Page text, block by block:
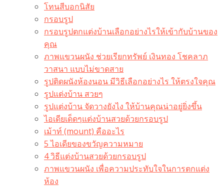
โทนสีบอกนิสัย
กรอบรูป
กรอบรูปตกแต่งบ้านเลือกอย่างไรให้เข้ากับบ้านของ
คุณ
ภาพแขวนผนัง ช่วยเรียกทรัพย์ เงินทอง โชคลาภ
วาสนา แบบไม่ขาดสาย
รูปติดผนังห้องนอน มีวิธีเลือกอย่างไร ให้ตรงใจคุณ
รูปแต่งบ้าน สวยๆ
รูปแต่งบ้าน จัดวางยังไง ให้บ้านคุณน่าอยู่ยิ่งขึ้น
ไอเดียเด็ดๆแต่งบ้านสวยด้วยกรอบรูป
เม้าท์ (mount) คืออะไร​
5 ไอเดียของขวัญความหมาย
4 วิธีแต่งบ้านสวยด้วยกรอบรูป
ภาพแขวนผนัง เพื่อความประทับใจในการตกแต่ง
ห้อง